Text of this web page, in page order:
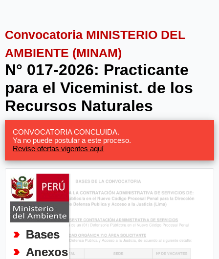
Convocatoria MINISTERIO DEL
AMBIENTE (MINAM)
N° 017-2026: Practicante
para el Viceminist. de los
Recursos Naturales
CONVOCATORIA CONCLUIDA.
Ya no puede postular a este proceso.
Revise ofertas vigentes aquí
Bases
Anexos